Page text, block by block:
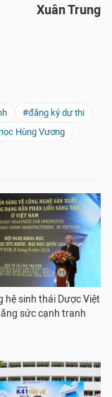
Xuân Trung
#đăng ký dự thi
Hùng Vương
hệ sinh thái Dược Việt
sức cạnh tranh